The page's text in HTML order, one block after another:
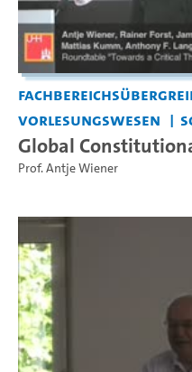
Vorlesungswesen
Global
Prof. Antje Wiener